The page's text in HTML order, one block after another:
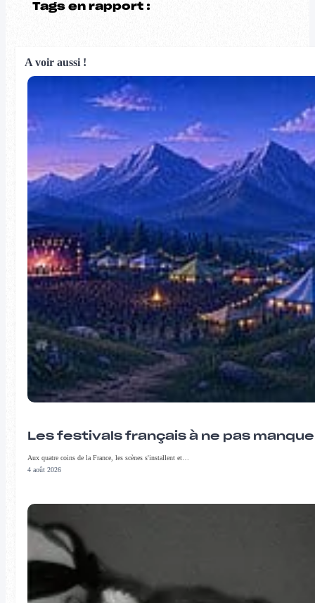
Tags en rapport :
A voir aussi !
Les festivals français à ne pas
Aux quatre coins de la France, les scènes s'installent et…
4 août 2026